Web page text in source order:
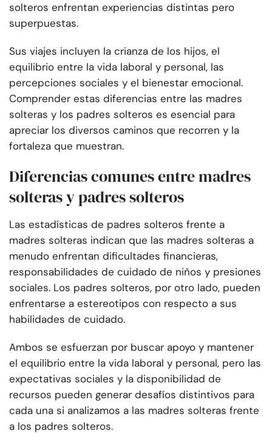
solteros enfrentan experiencias distintas pero
superpuestas.
Sus viajes incluyen la crianza de los hijos, el
equilibrio entre la vida laboral y personal, las
percepciones sociales y el bienestar emocional.
Comprender estas diferencias entre las madres
solteras y los padres solteros es esencial para
apreciar los diversos caminos que recorren y la
fortaleza que muestran.
Diferencias comunes entre madres
solteras y padres solteros
Las estadísticas de padres solteros frente a
madres solteras indican que las madres solteras a
menudo enfrentan dificultades financieras,
responsabilidades de cuidado de niños y presiones
sociales. Los padres solteros, por otro lado, pueden
enfrentarse a estereotipos con respecto a sus
habilidades de cuidado.
Ambos se esfuerzan por buscar apoyo y mantener
el equilibrio entre la vida laboral y personal, pero las
expectativas sociales y la disponibilidad de
recursos pueden generar desafíos distintivos para
cada una si analizamos a las madres solteras frente
a los padres solteros.